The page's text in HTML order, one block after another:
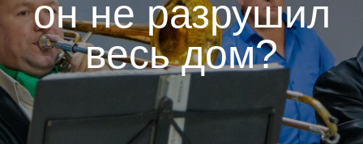
он не разрушил
весь дом?